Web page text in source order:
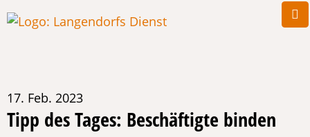
17. Feb. 2023
Tipp des Tages: Beschäftigte binden